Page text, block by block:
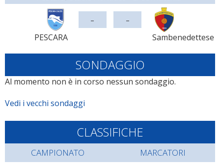
PESCARA
- -
Sambenedettese
SONDAGGIO
Al momento non è in corso nessun sondaggio.
Vedi i vecchi sondaggi
CLASSIFICHE
CAMPIONATO MARCATORI